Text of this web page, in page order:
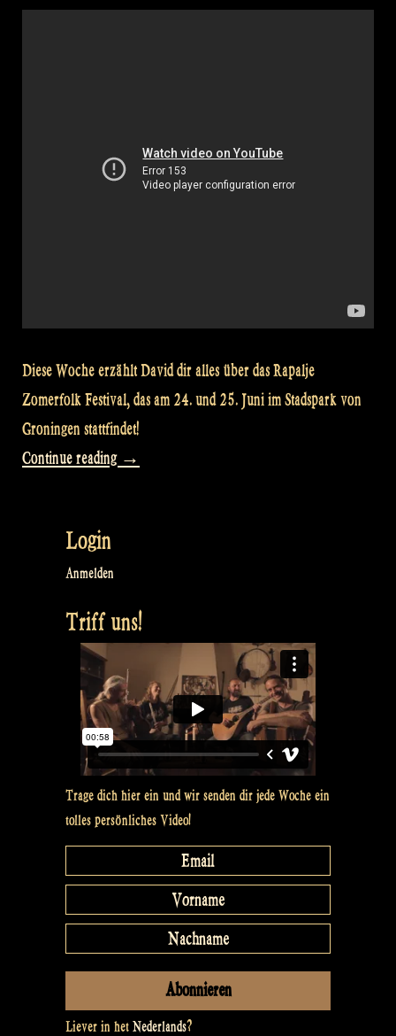
unite!“
Diese Woche erzählt David dir alles über das Rapalje
Zomerfolk Festival, das am 24. und 25. Juni im Stadspark von
Groningen stattfindet!
Continue reading „David
–
Show
#13“
→
Login
Anmelden
Triff uns!
Trage dich hier ein und wir senden dir jede Woche ein
tolles persönliches Video!
Liever in het Nederlands?